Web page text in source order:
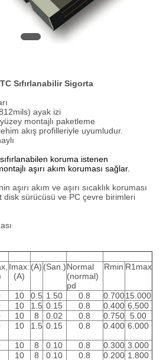
Sıfırlanabilir Sigorta
ayak izi
montajlı paketleme
akış profilleriyle uyumludur.
koruma istenen
aşırı akım koruması sağlar.
aşırı akım ve aşırı sıcaklık koruması
disk sürücüsü ve PC çevre birimleri
Imax:
(A)
(A) (San.)Normal
(normal)
pd
Rmin R1max
10 0.5 1.50 0.8 0.70015.000
10 1.5 0.15 0.8 0.400 6,500
10 8 0.02 0.8 0.750 5.00
10 1.5 0.15 0.8 0.400 6.000
10 8 0.10 0.8 0.300 3.000
10 8 0.10 0.8 0.200 1.800